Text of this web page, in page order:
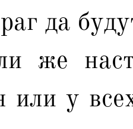
да
же
или у